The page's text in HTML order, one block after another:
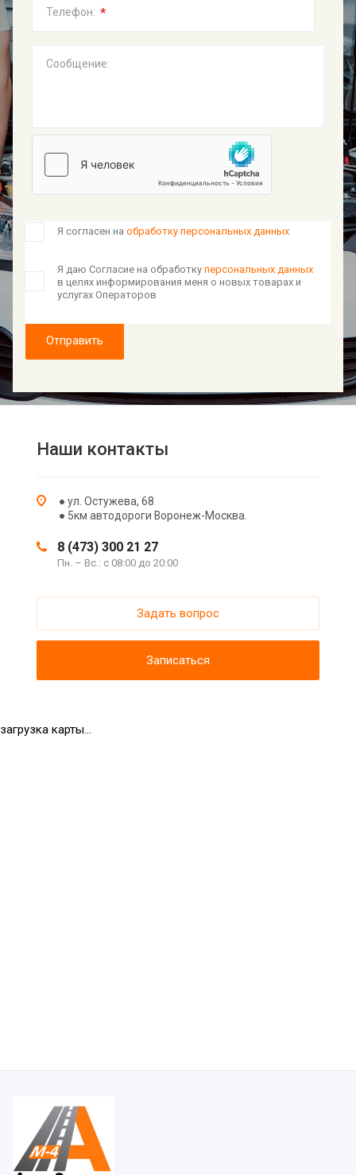
Телефон: *
Сообщение:
Я согласен на обработку персональных данных
Я даю Согласие на обработку персональных данных
в целях информирования меня о новых товарах и
услугах Операторов
Отправить
Наши контакты
● ул. Остужева, 68
● 5км автодороги Воронеж-Москва.
8 (473) 300 21 27
Пн. – Вс.: с 08:00 до 20:00
Задать вопрос
Записаться
загрузка карты...